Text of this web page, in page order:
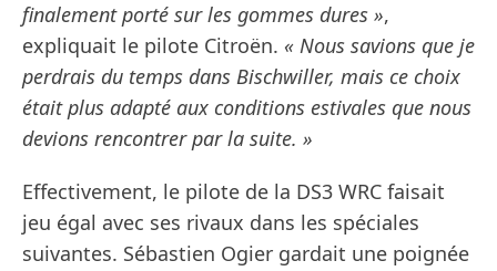
finalement porté sur les gommes dures »,
expliquait le pilote Citroën. « Nous savions que je
perdrais du temps dans Bischwiller, mais ce choix
était plus adapté aux conditions estivales que nous
devions rencontrer par la suite. »
Effectivement, le pilote de la DS3 WRC faisait
jeu égal avec ses rivaux dans les spéciales
suivantes. Sébastien Ogier gardait une poignée